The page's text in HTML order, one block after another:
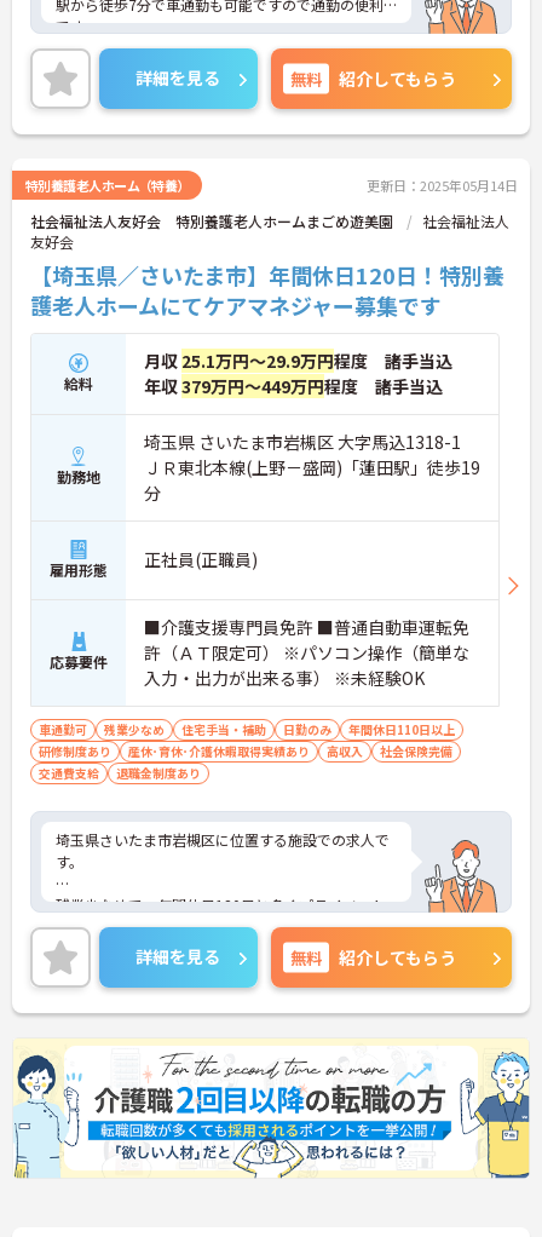
駅から徒歩7分で車通勤も可能ですので通勤の便利
です。
ご興味のある方には詳細をお話しますので、お気軽
にお問い合わせください。
詳細を見る 無料 紹介してもらう
特別養護老人ホーム（特養） 更新日：2025年05月14日
社会福祉法人友好会 特別養護老人ホームまごめ遊美園
社会福祉法人
友好会
【埼玉県／さいたま市】年間休日120日！特別養
護老人ホームにてケアマネジャー募集です
給料
月収 25.1万円～29.9万円程度 諸手当込
年収379万円～449万円程度 諸手当込
勤務地
埼玉県 さいたま市岩槻区 大字馬込1318-1
ＪＲ東北本線(上野－盛岡)「蓮田駅」徒歩19
分
雇用形態 正社員(正職員)
応募要件
■介護支援専門員免許 ■普通自動車運転免
許（ＡＴ限定可） ※パソコン操作（簡単な
入力・出力が出来る事） ※未経験OK
車通勤可 残業少なめ 住宅手当・補助 日勤のみ
年間休日110日以上
研修制度あり
産休･育休･介護休暇取得実績あり 高収入
社会保険完備
交通費支給
退職金制度あり
埼玉県さいたま市岩槻区に位置する施設での求人で
す。
残業少なめで、年間休日120日と多くプライベート
も充実できる環境です。
ご興味ある方には、面接のポイントなど、さらに詳
細をお話致しますのでお気軽にご相談ください。
詳細を見る 無料 紹介してもらう